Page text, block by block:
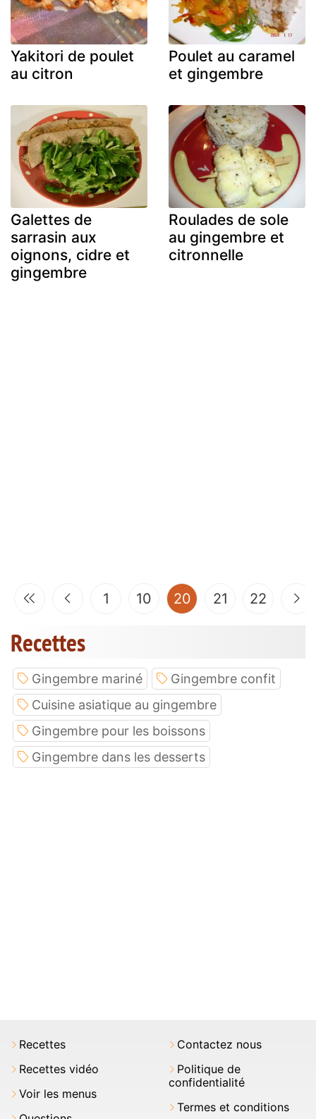
Yakitori de poulet
au citron
Poulet au caramel
et gingembre
Galettes de
sarrasin aux
oignons, cidre et
gingembre
Roulades de sole
au gingembre et
citronnelle
1 10 20(current)
21 22
Recettes
Gingembre mariné
Gingembre confit
Cuisine asiatique au gingembre
Gingembre pour les boissons
Gingembre dans les desserts
Recettes
Recettes vidéo
Voir les menus
Contactez nous
Politique de
confidentialité
Termes et conditions